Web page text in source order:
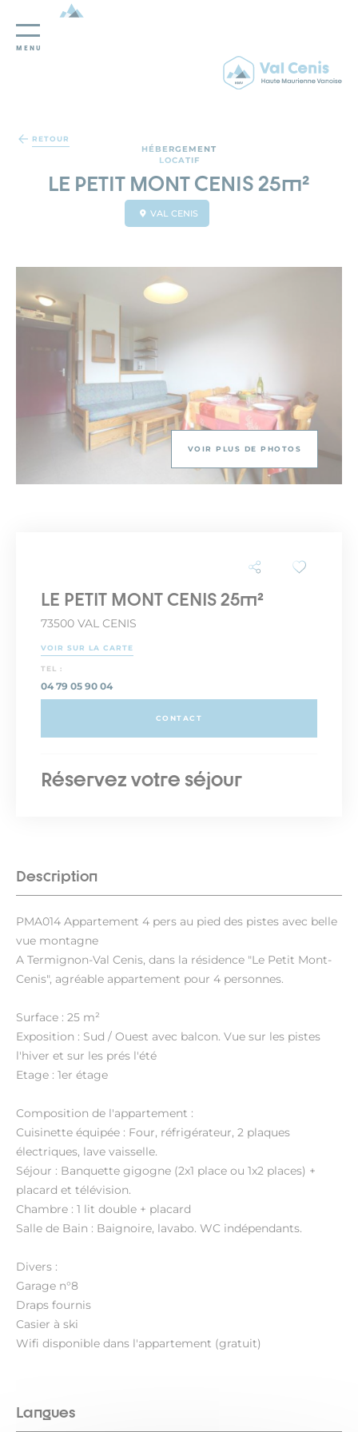
MENU
RETOUR
HÉBERGEMENT
LOCATIF
LE PETIT MONT CENIS 25m²
VAL CENIS
VOIR PLUS DE PHOTOS
Description
PMA014 Appartement 4 pers au pied des pistes avec belle
vue montagne
A Termignon-Val Cenis, dans la résidence "Le Petit Mont-
Cenis", agréable appartement pour 4 personnes.
Surface : 25 m²
Exposition : Sud / Ouest avec balcon. Vue sur les pistes
l'hiver et sur les prés l'été
Etage : 1er étage
Composition de l'appartement :
Cuisinette équipée : Four, réfrigérateur, 2 plaques
électriques, lave vaisselle.
Séjour : Banquette gigogne (2x1 place ou 1x2 places) +
placard et télévision.
Chambre : 1 lit double + placard
Salle de Bain : Baignoire, lavabo. WC indépendants.
Divers :
Garage n°8
Draps fournis
Casier à ski
Wifi disponible dans l'appartement (gratuit)
Langues
LE PETIT MONT CENIS 25m²
73500 VAL CENIS
VOIR SUR LA CARTE
TEL :
04 79 05 90 04
CONTACT
Réservez votre séjour